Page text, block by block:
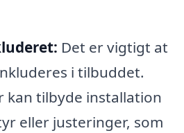
Det er vigtigt at
i tilbuddet.
kan tilbyde installation
eller justeringer, som